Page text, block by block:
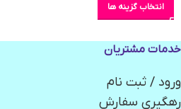
انتخاب گزینه ها
خدمات مشتریان
ورود / ثبت نام
رهگیری سفارش